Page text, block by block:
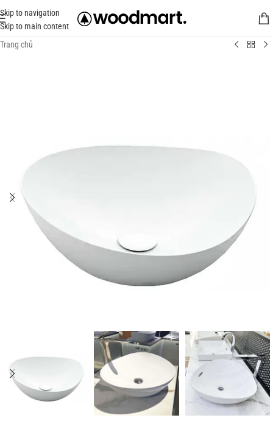
Skip to navigation
Skip to main content
Trang chủ